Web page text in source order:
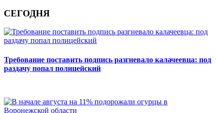
СЕГОДНЯ
Требование поставить подпись разгневало калачеевца: под
раздачу попал полицейский